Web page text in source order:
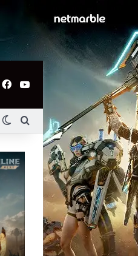
Facebook
Switch skin
ค้นหา